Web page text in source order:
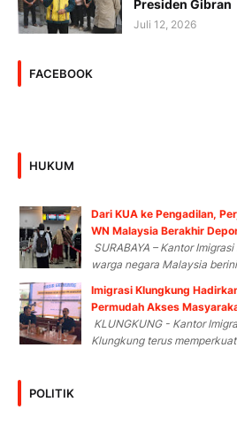
Presiden Gibran
Juli 12, 2026
FACEBOOK
HUKUM
Dari KUA ke Pengadilan,
WN Malaysia Berakhir
SURABAYA – Kantor
warga negara Malaysia
Imigrasi Klungkung
Permudah Akses
KLUNGKUNG - Kantor
Klungkung terus
POLITIK